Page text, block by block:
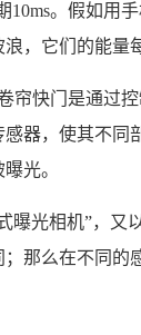
10ms。假如用
，它们的能量
帘快门是通过
器，使其不同
光。
曝光相机”，又
那么在不同的